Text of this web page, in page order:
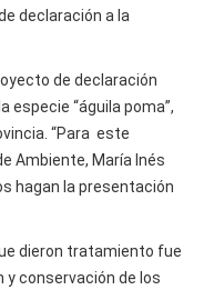
declaración a la
de declaración
especie “águila poma”,
“Para este
Ambiente, María Inés
hagan la presentación
dieron tratamiento fue
y conservación de los